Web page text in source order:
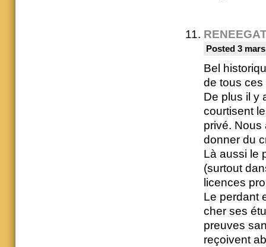
Posted 3
Bel
de tous ces
De plus il y
courtisent
privé. Nous
donner du
Là aussi le
(surtout
licences
Le perdant
cher ses
preuves
reçoivent